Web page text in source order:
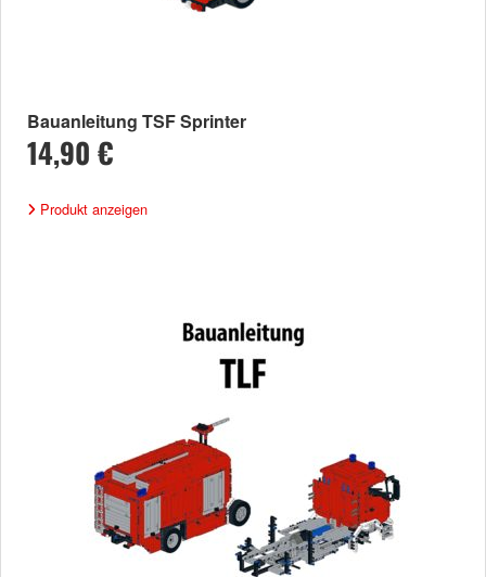
Bauanleitung TSF Sprinter
14,90 €
Produkt anzeigen